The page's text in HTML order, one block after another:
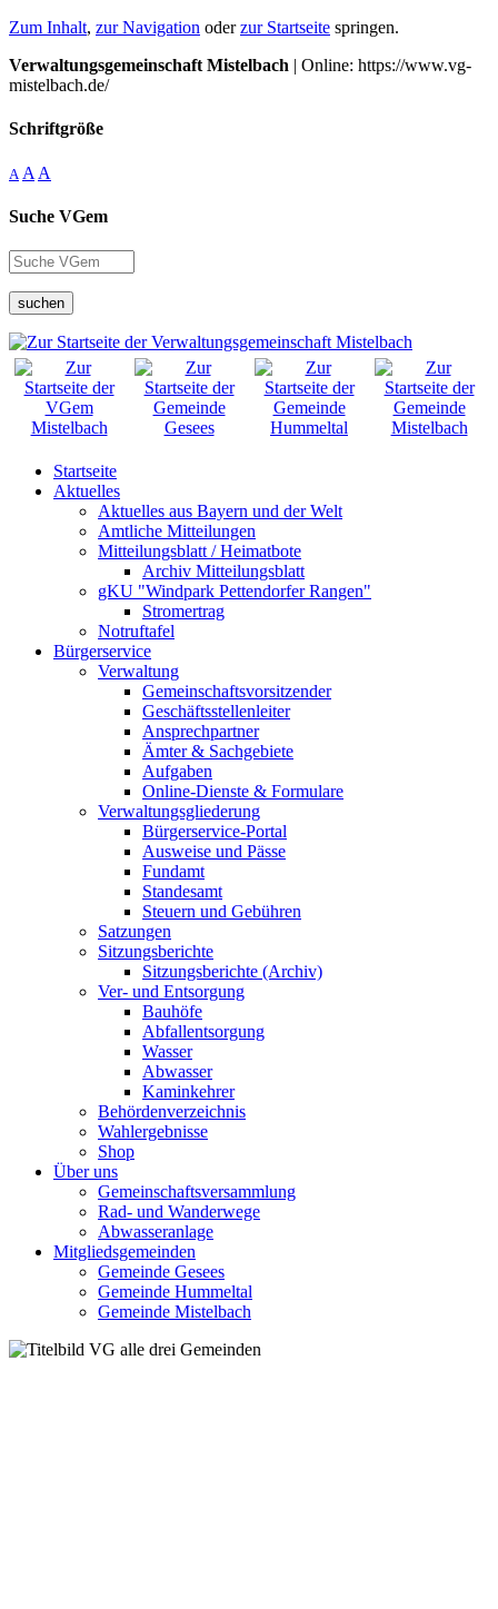
Zum Inhalt, zur Navigation oderzur Startseite springen.
Verwaltungsgemeinschaft Mistelbach | Online: https://www.vg-
mistelbach.de/
Schriftgröße
A A A
Suche VGem
suchen
Startseite
Aktuelles
Aktuelles aus Bayern und der Welt
Amtliche Mitteilungen
Mitteilungsblatt / Heimatbote
Archiv Mitteilungsblatt
gKU "Windpark Pettendorfer Rangen"
Stromertrag
Notruftafel
Bürgerservice
Verwaltung
Gemeinschaftsvorsitzender
Geschäftsstellenleiter
Ansprechpartner
Ämter & Sachgebiete
Aufgaben
Online-Dienste & Formulare
Verwaltungsgliederung
Bürgerservice-Portal
Ausweise und Pässe
Fundamt
Standesamt
Steuern und Gebühren
Satzungen
Sitzungsberichte
Sitzungsberichte (Archiv)
Ver- und Entsorgung
Bauhöfe
Abfallentsorgung
Wasser
Abwasser
Kaminkehrer
Behördenverzeichnis
Wahlergebnisse
Shop
Über uns
Gemeinschaftsversammlung
Rad- und Wanderwege
Abwasseranlage
Mitgliedsgemeinden
Gemeinde Gesees
Gemeinde Hummeltal
Gemeinde Mistelbach